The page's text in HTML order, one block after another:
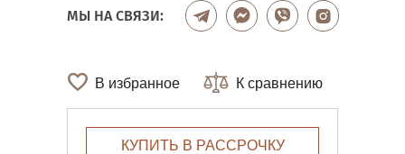
МЫ НА СВЯЗИ:
В избранное К сравнению
КУПИТЬ В РАССРОЧКУ